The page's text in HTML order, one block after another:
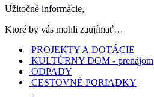
Užitočné informácie,
Ktoré by vás mohli zaujímať…
PROJEKTY A DOTÁCIE
KULTÚRNY DOM - prenájom
ODPADY
CESTOVNÉ PORIADKY